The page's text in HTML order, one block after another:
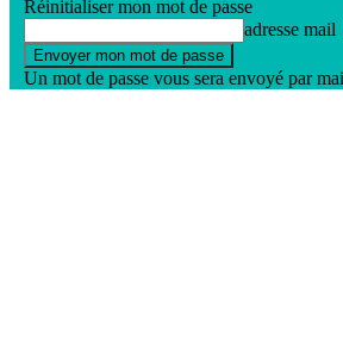
Réinitialiser mon mot de passe
adresse mail
Un mot de passe vous sera envoyé par